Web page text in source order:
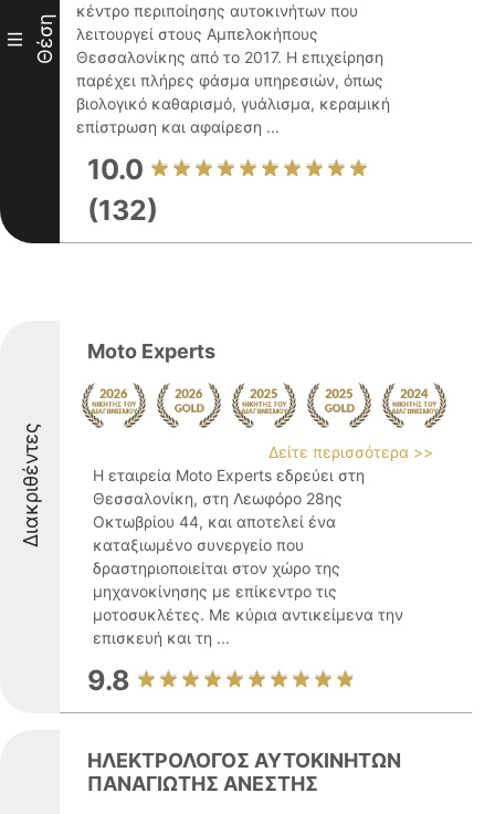
III Θέση
κέντρο περιποίησης αυτοκινήτων που
λειτουργεί στους Αμπελοκήπους
Θεσσαλονίκης από το 2017. Η επιχείρηση
παρέχει πλήρες φάσμα υπηρεσιών, όπως
βιολογικό καθαρισμό, γυάλισμα, κεραμική
επίστρωση και αφαίρεση ...
10.0
(132)
Διακριθέντες
Moto Experts
Δείτε περισσότερα >>
Η εταιρεία Moto Experts εδρεύει στη
Θεσσαλονίκη, στη Λεωφόρο 28ης
Οκτωβρίου 44, και αποτελεί ένα
καταξιωμένο συνεργείο που
δραστηριοποιείται στον χώρο της
μηχανοκίνησης με επίκεντρο τις
μοτοσυκλέτες. Με κύρια αντικείμενα την
επισκευή και τη ...
9.8
ΗΛΕΚΤΡΟΛΟΓΟΣ ΑΥΤΟΚΙΝΗΤΩΝ
ΠΑΝΑΓΙΩΤΗΣ ΑΝΕΣΤΗΣ